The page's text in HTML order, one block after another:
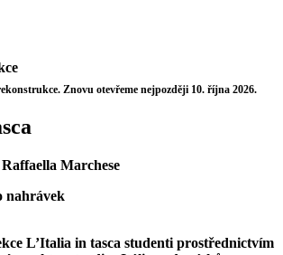
Znovu otevřeme nejpozději 10. října 2026.
Marchese
nahrávek
L’Italia in tasca studenti prostřednictvím